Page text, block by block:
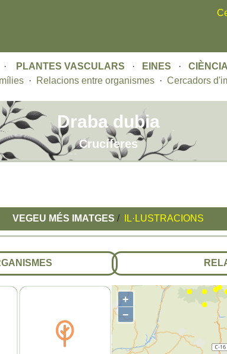
· PLANTES VASCULARS · EINES ·
· Relacions entre organismes · Cercadors
Draba dubia
Crucíferes
VEGEU MÉS IMATGES / IL·LUSTRACIONS
+
−